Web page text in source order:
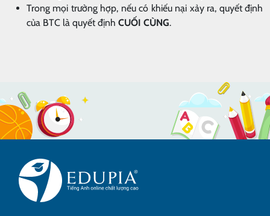
Trong mọi trường hợp, nếu có khiếu nại xảy ra, quyết định
của BTC là quyết định CUỐI CÙNG.